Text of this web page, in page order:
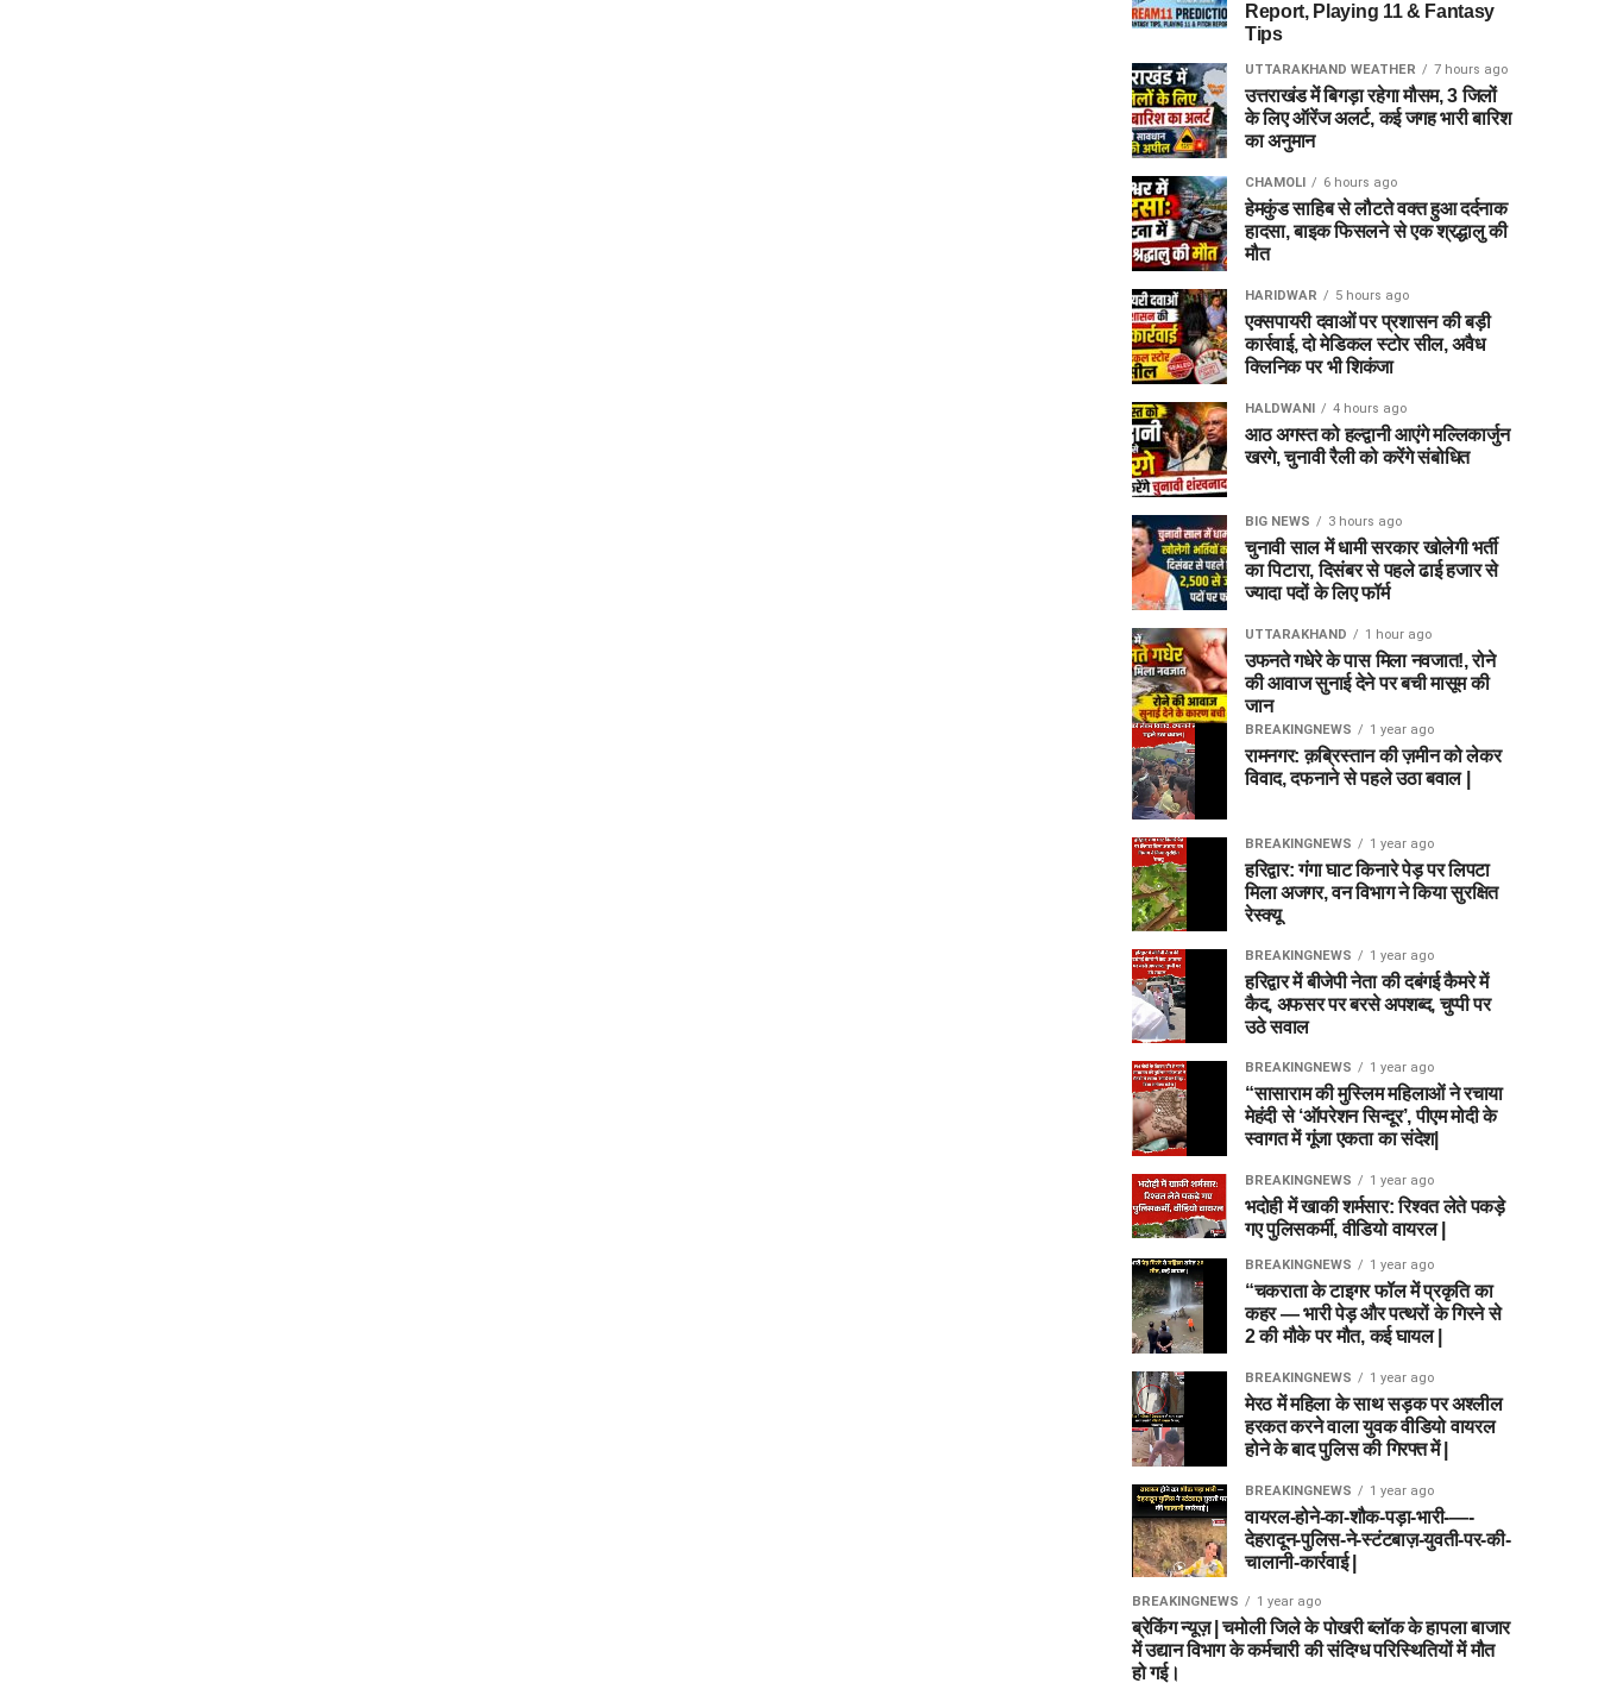
Report, Playing 11 & Fantasy
Tips
UTTARAKHAND WEATHER 7 hours ago
उत्तराखंड में बिगड़ा रहेगा मौसम, 3 जिलों
के लिए ऑरेंज अलर्ट, कई जगह भारी बारिश
का अनुमान
CHAMOLI 6 hours ago
हेमकुंड साहिब से लौटते वक्त हुआ दर्दनाक
हादसा, बाइक फिसलने से एक श्रद्धालु की
मौत
HARIDWAR 5 hours ago
एक्सपायरी दवाओं पर प्रशासन की बड़ी
कार्रवाई, दो मेडिकल स्टोर सील, अवैध
क्लिनिक पर भी शिकंजा
HALDWANI 4 hours ago
आठ अगस्त को हल्द्वानी आएंगे मल्लिकार्जुन
खरगे, चुनावी रैली को करेंगे संबोधित
BIG NEWS 3 hours ago
चुनावी साल में धामी सरकार खोलेगी भर्ती
का पिटारा, दिसंबर से पहले ढाई हजार से
ज्यादा पदों के लिए फॉर्म
UTTARAKHAND 1 hour ago
उफनते गधेरे के पास मिला नवजात!, रोने
की आवाज सुनाई देने पर बची मासूम की
जान
BREAKINGNEWS 1 year ago
रामनगर: क़ब्रिस्तान की ज़मीन को लेकर
विवाद, दफनाने से पहले उठा बवाल |
BREAKINGNEWS 1 year ago
हरिद्वार: गंगा घाट किनारे पेड़ पर लिपटा
मिला अजगर, वन विभाग ने किया सुरक्षित
रेस्क्यू
BREAKINGNEWS 1 year ago
हरिद्वार में बीजेपी नेता की दबंगई कैमरे में
कैद, अफसर पर बरसे अपशब्द, चुप्पी पर
उठे सवाल
BREAKINGNEWS 1 year ago
“सासाराम की मुस्लिम महिलाओं ने रचाया
मेहंदी से ‘ऑपरेशन सिन्दूर’, पीएम मोदी के
स्वागत में गूंजा एकता का संदेश|
BREAKINGNEWS 1 year ago
भदोही में खाकी शर्मसार: रिश्वत लेते पकड़े
गए पुलिसकर्मी, वीडियो वायरल |
BREAKINGNEWS 1 year ago
“चकराता के टाइगर फॉल में प्रकृति का
कहर — भारी पेड़ और पत्थरों के गिरने से
2 की मौके पर मौत, कई घायल |
BREAKINGNEWS 1 year ago
मेरठ में महिला के साथ सड़क पर अश्लील
हरकत करने वाला युवक वीडियो वायरल
होने के बाद पुलिस की गिरफ्त में |
BREAKINGNEWS 1 year ago
वायरल-होने-का-शौक-पड़ा-भारी-—-
देहरादून-पुलिस-ने-स्टंटबाज़-युवती-पर-की-
चालानी-कार्रवाई |
BREAKINGNEWS 1 year ago
ब्रेकिंग न्यूज़ | चमोली जिले के पोखरी ब्लॉक के हापला बाजार
में उद्यान विभाग के कर्मचारी की संदिग्ध परिस्थितियों में मौत
हो गई।